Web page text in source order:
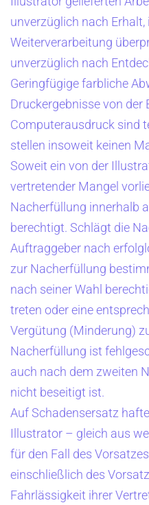
unverzüglich nach
Weiterverarbeitung
unverzüglich nach
Geringfügige farbliche
Druckergebnisse von
Computerausdruck sind
stellen insoweit keinen
Soweit ein von der
vertretender Mangel
Nacherfüllung innerhalb
berechtigt. Schlägt die
Auftraggeber nach
zur Nacherfüllung
nach seiner Wahl
treten oder eine
Vergütung (Minderung)
Nacherfüllung ist
auch nach dem zweiten
nicht beseitigt ist.
Auf Schadensersatz
Illustrator – gleich aus
für den Fall des
einschließlich des
Fahrlässigkeit ihrer